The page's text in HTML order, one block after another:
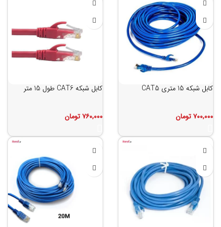
کابل شبکه 15 متری CAT5
۷۰۰,۰۰۰ تومان
کابل شبکه CAT6 طول 15 متر
۷۶۰,۰۰۰ تومان